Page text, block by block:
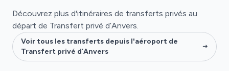
Découvrez plus d'itinéraires de transferts privés au
départ de Transfert privé d’Anvers.
Voir tous les transferts depuis l'aéroport de
Transfert privé d’Anvers